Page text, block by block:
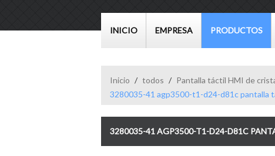
INICIO EMPRESA PRODUCTOS
Inicio / todos / Pantalla táctil HMI de
3280035-41 agp3500-t1-d24-d81c pantalla
3280035-41 AGP3500-T1-D24-D81C